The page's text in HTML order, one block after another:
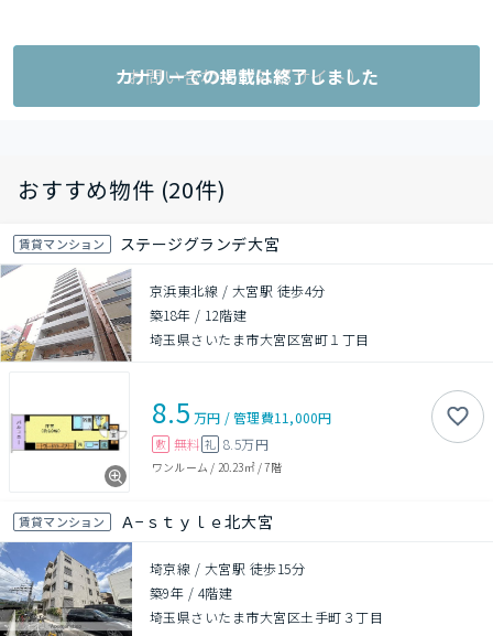
お問い合わせ（外部サイト）
カナリーでの掲載は終了しました
おすすめ物件 (20件)
賃貸マンション ステージグランデ大宮
京浜東北線 / 大宮駅 徒歩4分
築18年 / 12階建
埼玉県さいたま市大宮区宮町１丁目
8.5 万円 /管理費11,000円
敷 無料 礼 8.5万円
ワンルーム / 20.23㎡/7階
賃貸マンション Ａ−ｓｔｙｌｅ北大宮
埼京線 / 大宮駅 徒歩15分
築9年 / 4階建
埼玉県さいたま市大宮区土手町３丁目